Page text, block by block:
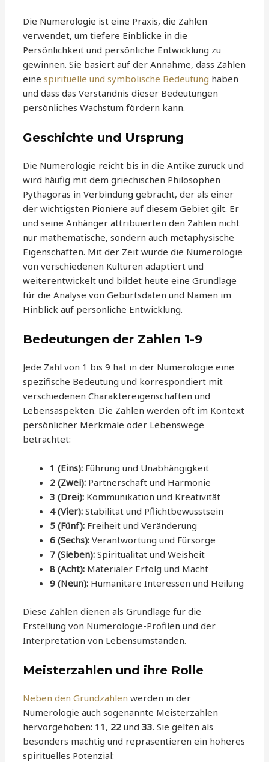
Die Numerologie ist eine Praxis, die Zahlen
verwendet, um tiefere Einblicke in die
Persönlichkeit und persönliche Entwicklung zu
gewinnen. Sie basiert auf der Annahme, dass Zahlen
einespirituelle und symbolische Bedeutung haben
und dass das Verständnis dieser Bedeutungen
persönliches Wachstum fördern kann.
Geschichte und Ursprung
Die Numerologie reicht bis in die Antike zurück und
wird häufig mit dem griechischen Philosophen
Pythagoras in Verbindung gebracht, der als einer
der wichtigsten Pioniere auf diesem Gebiet gilt. Er
und seine Anhänger attribuierten den Zahlen nicht
nur mathematische, sondern auch metaphysische
Eigenschaften. Mit der Zeit wurde die Numerologie
von verschiedenen Kulturen adaptiert und
weiterentwickelt und bildet heute eine Grundlage
für die Analyse von Geburtsdaten und Namen im
Hinblick auf persönliche Entwicklung.
Bedeutungen der Zahlen 1-9
Jede Zahl von 1 bis 9 hat in der Numerologie eine
spezifische Bedeutung und korrespondiert mit
verschiedenen Charaktereigenschaften und
Lebensaspekten. Die Zahlen werden oft im Kontext
persönlicher Merkmale oder Lebenswege
betrachtet:
1 (Eins): Führung und Unabhängigkeit
2 (Zwei): Partnerschaft und Harmonie
3 (Drei): Kommunikation und Kreativität
4 (Vier): Stabilität und Pflichtbewusstsein
5 (Fünf): Freiheit und Veränderung
6 (Sechs): Verantwortung und Fürsorge
7 (Sieben): Spiritualität und Weisheit
8 (Acht): Materialer Erfolg und Macht
9 (Neun): Humanitäre Interessen und Heilung
Diese Zahlen dienen als Grundlage für die
Erstellung von Numerologie-Profilen und der
Interpretation von Lebensumständen.
Meisterzahlen und ihre Rolle
Neben den Grundzahlen werden in der
Numerologie auch sogenannte Meisterzahlen
hervorgehoben: 11 , 22 und33. Sie gelten als
besonders mächtig und repräsentieren ein höheres
spirituelles Potenzial: